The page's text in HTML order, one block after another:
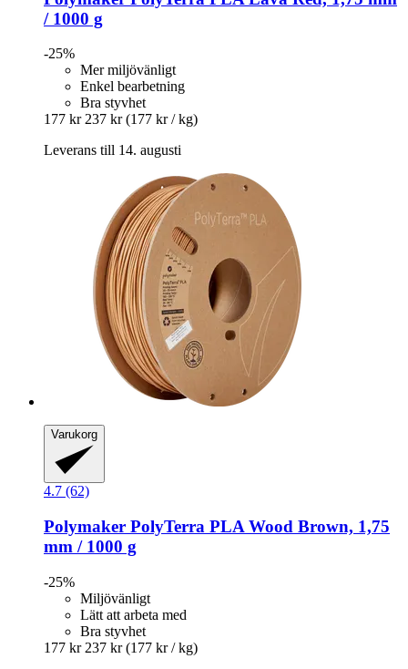
/ 1000 g
-25%
Mer miljövänligt
Enkel bearbetning
Bra styvhet
177 kr 237 kr (177 kr / kg)
Leverans till 14. augusti
Varukorg
4.7 (62)
Polymaker PolyTerra PLA Wood Brown, 1,75
mm / 1000 g
-25%
Miljövänligt
Lätt att arbeta med
Bra styvhet
177 kr 237 kr (177 kr / kg)